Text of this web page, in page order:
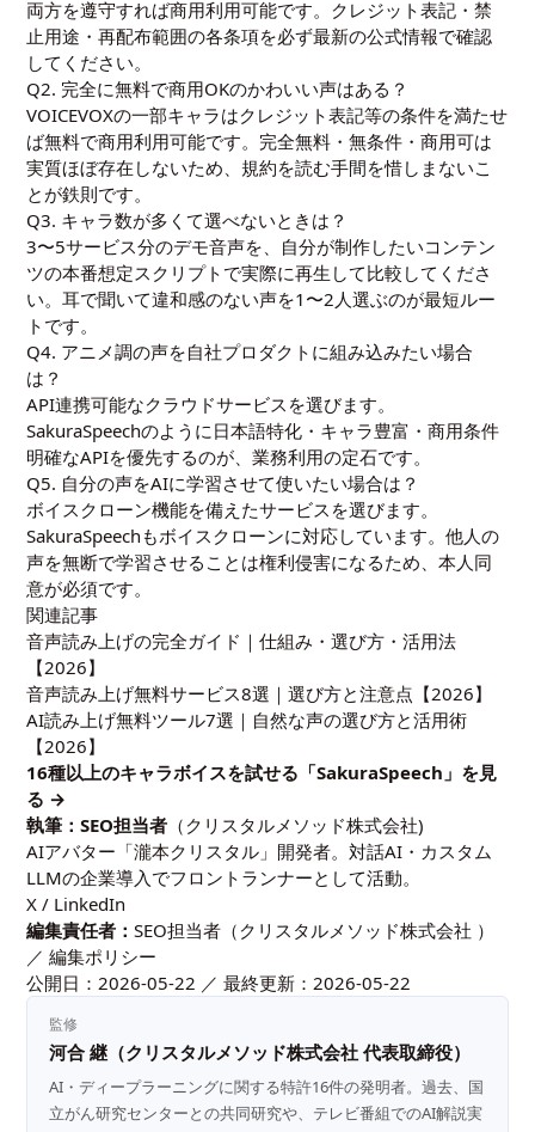
両方を遵守すれば商用利用可能です。クレジット表記・禁
止用途・再配布範囲の各条項を必ず最新の公式情報で確認
してください。
Q2. 完全に無料で商用OKのかわいい声はある？
VOICEVOXの一部キャラはクレジット表記等の条件を満たせ
ば無料で商用利用可能です。完全無料・無条件・商用可は
実質ほぼ存在しないため、規約を読む手間を惜しまないこ
とが鉄則です。
Q3. キャラ数が多くて選べないときは？
3〜5サービス分のデモ音声を、自分が制作したいコンテン
ツの本番想定スクリプトで実際に再生して比較してくださ
い。耳で聞いて違和感のない声を1〜2人選ぶのが最短ルー
トです。
Q4. アニメ調の声を自社プロダクトに組み込みたい場合
は？
API連携可能なクラウドサービスを選びます。
SakuraSpeechのように日本語特化・キャラ豊富・商用条件
明確なAPIを優先するのが、業務利用の定石です。
Q5. 自分の声をAIに学習させて使いたい場合は？
ボイスクローン機能を備えたサービスを選びます。
SakuraSpeechもボイスクローンに対応しています。他人の
声を無断で学習させることは権利侵害になるため、本人同
意が必須です。
関連記事
音声読み上げの完全ガイド｜仕組み・選び方・活用法
【2026】
音声読み上げ無料サービス8選｜選び方と注意点【2026】
AI読み上げ無料ツール7選｜自然な声の選び方と活用術
【2026】
16種以上のキャラボイスを試せる「SakuraSpeech」を見
る →
執筆：SEO担当者 （クリスタルメソッド株式会社)
AIアバター「瀧本クリスタル」開発者。対話AI・カスタム
LLMの企業導入でフロントランナーとして活動。
X / LinkedIn
編集責任者：SEO担当者（クリスタルメソッド株式会社 ）
／編集ポリシー
公開日：2026-05-22 ／ 最終更新：2026-05-22
監修
河合 継（クリスタルメソッド株式会社 代表取締役）
AI・ディープラーニングに関する特許16件の発明者。過去、国
立がん研究センターとの共同研究や、テレビ番組でのAI解説実